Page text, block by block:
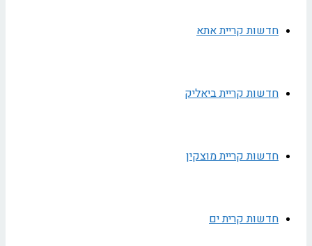
חדשות קריית אתא
חדשות קריית ביאליק
חדשות קריית מוצקין
חדשות קרית ים